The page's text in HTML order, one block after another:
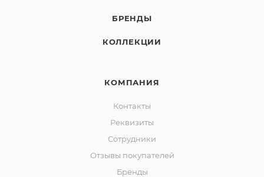
БРЕНДЫ
КОЛЛЕКЦИИ
КОМПАНИЯ
Контакты
Реквизиты
Сотрудники
Отзывы покупателей
Бренды